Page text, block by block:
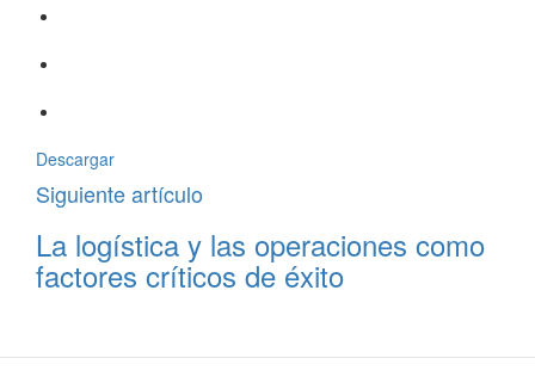
Descargar
Siguiente artículo
La logística y las operaciones como
factores críticos de éxito